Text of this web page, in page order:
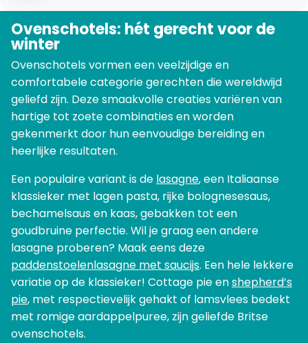
Ovenschotels: hét gerecht voor de
winter
Ovenschotels vormen een veelzijdige en
comfortabele categorie gerechten die wereldwijd
geliefd zijn. Deze smaakvolle creaties variëren van
hartige tot zoete combinaties en worden
gekenmerkt door hun eenvoudige bereiding en
heerlijke resultaten.
Een populaire variant is de lasagne, een Italiaanse
klassieker met lagen pasta, rijke bolognesesaus,
bechamelsaus en kaas, gebakken tot een
goudbruine perfectie. Wil je graag een andere
lasagne proberen? Maak eens deze
paddenstoelenlasagne met saucijs. Een hele lekkere
variatie op de klassieker! Cottage pie enshepherd’s
pie, met respectievelijk gehakt of lamsvlees bedekt
met romige aardappelpuree, zijn geliefde Britse
ovenschotels.